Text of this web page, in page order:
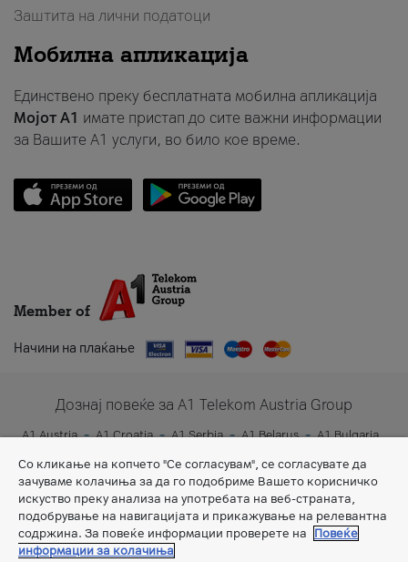
Заштита на лични податоци
Мобилна апликација
Единствено преку бесплатната мобилна апликација
Мојот A1 имате пристап до сите важни информации
за Вашите A1 услуги, во било кое време.
Member of
Начини на плаќање
Дознај повеќе за A1 Telekom Austria Group
A1 Austria A1 Croatia A1 Serbia A1 Belarus
A1 Bulgaria
A1 Slovenia
A1 Digital
Со кликање на копчето "Се согласувам", се согласувате да
зачуваме колачиња за да го подобриме Вашето корисничко
искуство преку анализа на употребата на веб-страната,
подобрување на навигацијата и прикажување на релевантна
содржина. За повеќе информации проверете на
Повеќе
информации за колачиња